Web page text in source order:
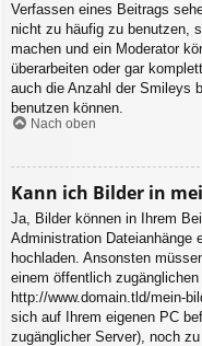
Verfassen eines Beitrags
nicht zu häufig zu benutzen,
machen und ein Moderator
überarbeiten oder gar
auch die Anzahl der Smileys
benutzen können.
Nach oben
Kann ich Bilder in
Ja, Bilder können in Ihrem
Administration Dateianhänge
hochladen. Ansonsten
einem öffentlich
http://www.domain.tld/mein-
sich auf Ihrem eigenen PC
zugänglicher Server), noch